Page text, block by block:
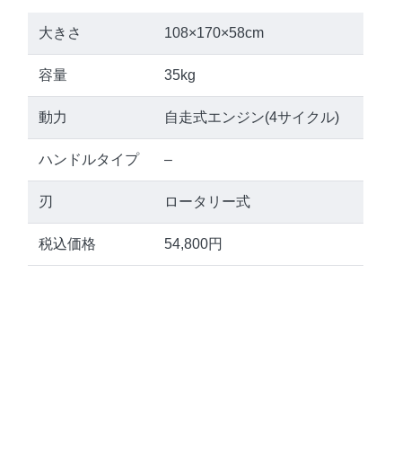
大きさ 108×170×58cm
容量 35kg
動力 自走式エンジン(4サイクル)
ハンドルタイプ –
刃 ロータリー式
税込価格 54,800円